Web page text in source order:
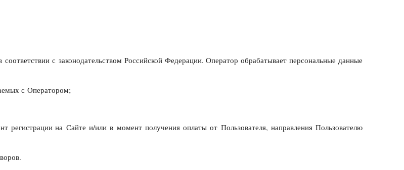
с законодательством Российской Федерации. Оператор обрабатывает персональные данные
с Оператором;
регистрации на Сайте и/или в момент получения оплаты от Пользователя, направления Пользователю